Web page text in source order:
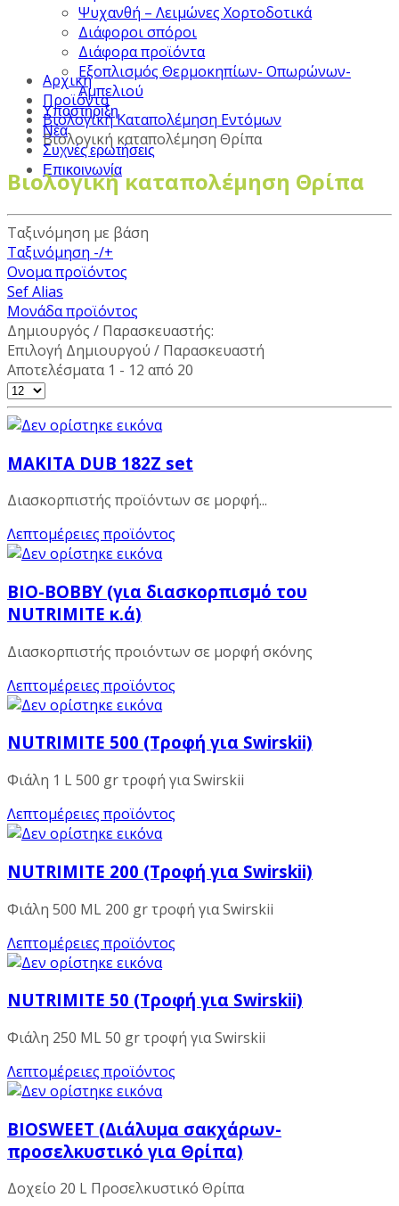
Ψυχανθή – Λειμώνες Χορτοδοτικά
Διάφοροι σπόροι
Διάφορα προϊόντα
Εξοπλισμός Θερμοκηπίων- Οπωρώνων-
Αμπελιού
Υποστήριξη
Νέα
Συχνές ερωτήσεις
Επικοινωνία
Αρχική
Προϊόντα
Βιολογική Καταπολέμηση Εντόμων
Βιολογική καταπολέμηση Θρίπα
Βιολογική καταπολέμηση Θρίπα
Ταξινόμηση με βάση
Ταξινόμηση -/+
Ονομα προϊόντος
Sef Alias
Μονάδα προϊόντος
Δημιουργός / Παρασκευαστής:
Επιλογή Δημιουργού / Παρασκευαστή
Αποτελέσματα 1 - 12 από 20
MAKITA DUB 182Z set
Διασκορπιστής προϊόντων σε μορφή...
Λεπτομέρειες προϊόντος
BIO-BOBBY (για διασκορπισμό του
NUTRIMITE κ.ά)
Διασκορπιστής προιόντων σε μορφή σκόνης
Λεπτομέρειες προϊόντος
NUTRIMITE 500 (Τροφή για Swirskii)
Φιάλη 1 L 500 gr τροφή για Swirskii
Λεπτομέρειες προϊόντος
NUTRIMITE 200 (Τροφή για Swirskii)
Φιάλη 500 ML 200 gr τροφή για Swirskii
Λεπτομέρειες προϊόντος
NUTRIMITE 50 (Τροφή για Swirskii)
Φιάλη 250 ML 50 gr τροφή για Swirskii
Λεπτομέρειες προϊόντος
BIOSWEET (Διάλυμα σακχάρων-
προσελκυστικό για Θρίπα)
Δοχείο 20 L Προσελκυστικό Θρίπα